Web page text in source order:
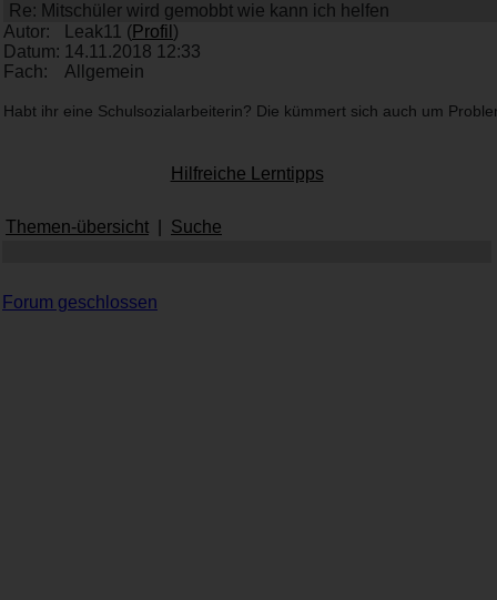
Re: Mitschüler wird gemobbt wie kann ich helfen
Autor:
Leak11 (Profil )
Datum: 14.11.2018 12:33
Fach:
Allgemein
Habt ihr eine Schulsozialarbeiterin? Die kümmert sich auch um
Hilfreiche Lerntipps
Themen-übersicht Suche
Forum geschlossen